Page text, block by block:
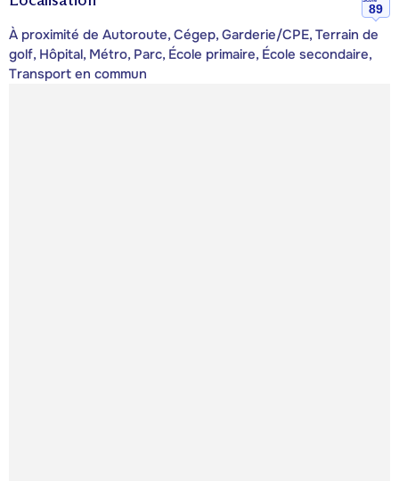
89
À proximité de Autoroute, Cégep, Garderie/CPE, Terrain de
golf, Hôpital, Métro, Parc, École primaire, École secondaire,
Transport en commun